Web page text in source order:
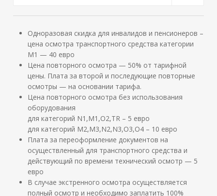
Одноразовая скидка для инвалидов и пенсионеров –
цена осмотра транспортного средства категории
M1 — 40 евро
Цена повторного осмотра — 50% от тарифной
цены. Плата за второй и последующие повторные
осмотры — на основании тарифа.
Цена повторного осмотра без использования
оборудования
для категорий N1,M1,O2,TR – 5 евро
для категорий M2,M3,N2,N3,O3,O4 – 10 евро
Плата за переоформление документов на
осуществленный для транспортного средства и
действующий по времени технический осмотр — 5
евро
В случае экстренного осмотра осуществляется
полный осмотр и необходимо заплатить 100%